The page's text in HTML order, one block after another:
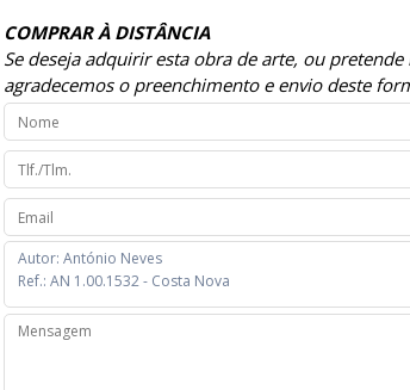
COMPRAR À DISTÂNCIA
Se deseja adquirir esta obra de arte, ou
agradecemos o preenchimento e envio deste